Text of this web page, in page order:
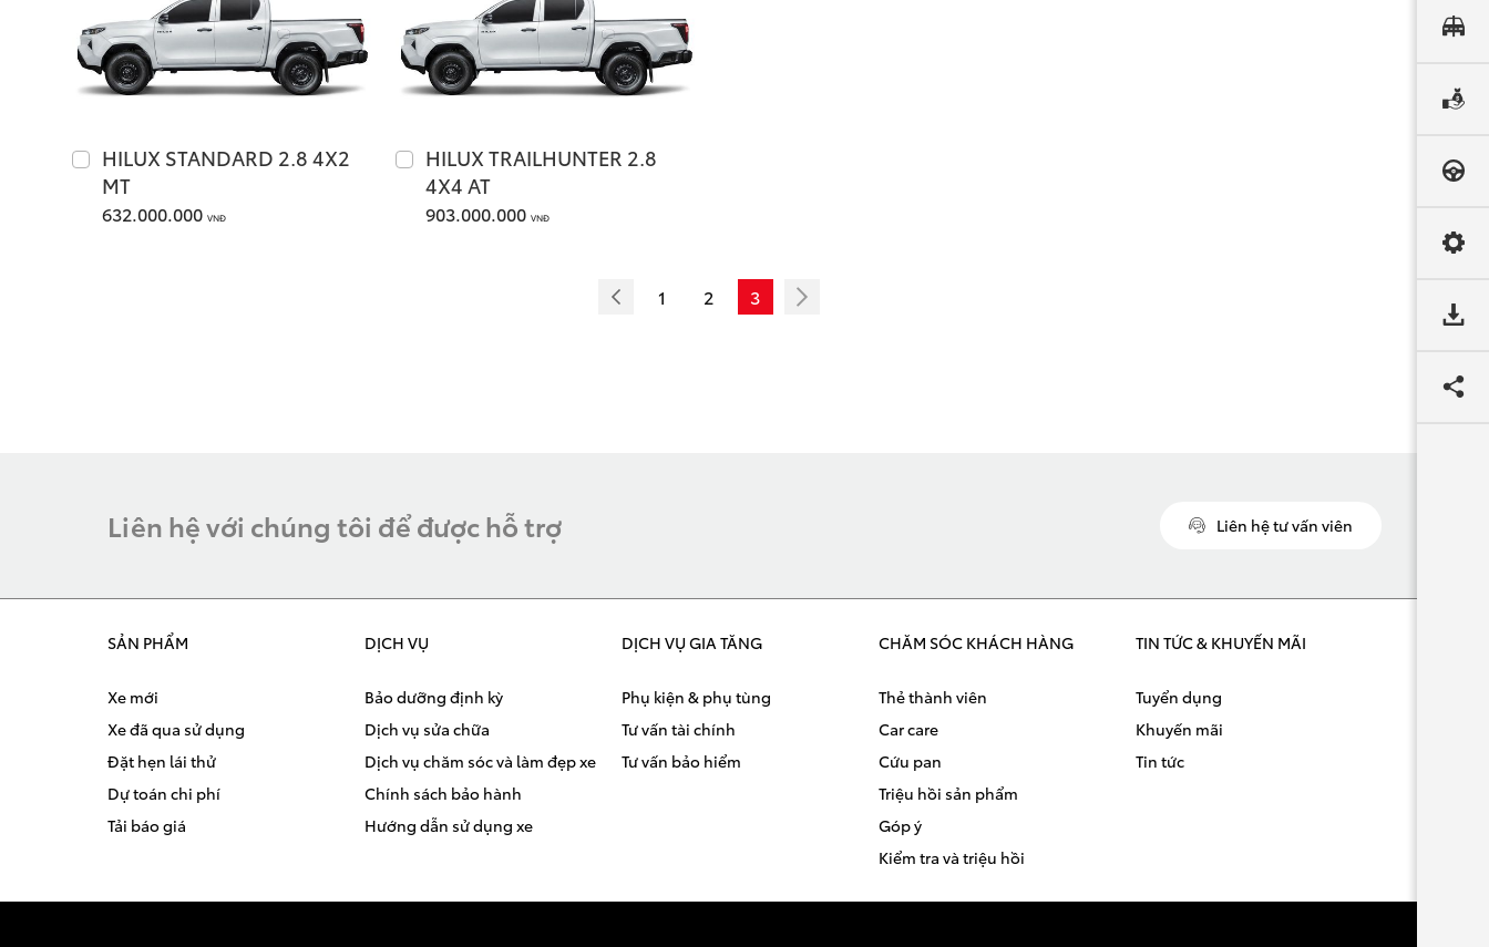
HILUX STANDARD 2.8 4X2
MT
632.000.000 VNĐ
HILUX TRAILHUNTER 2.8
4X4 AT
903.000.000 VNĐ
1 2 3
Liên hệ với chúng tôi để được hỗ trợ Liên hệ tư vấn viên
SẢN PHẨM
Xe mới
Xe đã qua sử dụng
Đặt hẹn lái thử
Dự toán chi phí
Tải báo giá
DỊCH VỤ
Bảo dưỡng định kỳ
Dịch vụ sửa chữa
Dịch vụ chăm sóc và làm đẹp xe
Chính sách bảo hành
Hướng dẫn sử dụng xe
DỊCH VỤ GIA TĂNG
Phụ kiện & phụ tùng
Tư vấn tài chính
Tư vấn bảo hiểm
CHĂM SÓC KHÁCH HÀNG
Thẻ thành viên
Car care
Cứu pan
Triệu hồi sản phẩm
Góp ý
Kiểm tra và triệu hồi
TIN TỨC & KHUYẾN MÃI
Tuyển dụng
Khuyến mãi
Tin tức